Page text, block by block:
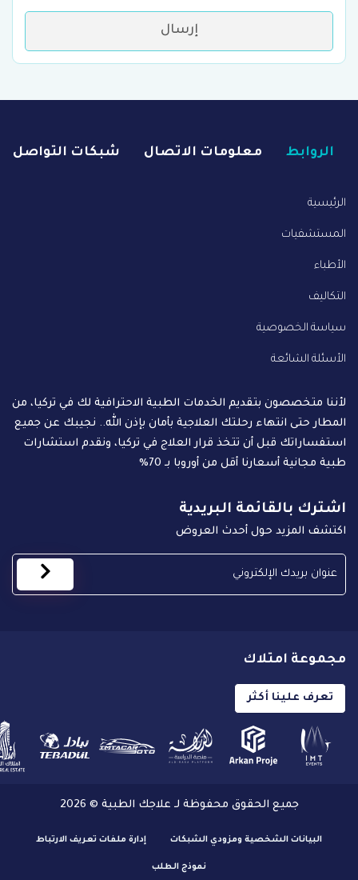
إرسال
الروابط معلومات الاتصال شبكات التواصل
الرئيسية
المستشفيات
الأطباء
التكاليف
سياسة الخصوصية
الأسئلة الشائعة
لأننا متخصصون بتقديم الخدمات الطبية الاحترافية لك في تركيا، من
المطار حتى انتهاء رحلتك العلاجية بأمان بإذن الله.. نجيبك عن جميع
استفساراتك قبل أن تتخذ قرار العلاج في تركيا، ونقدم استشارات
طبية مجانية أسعارنا أقل من أوروبا بـ 70%
اشترك بالقائمة البريدية
اكتشف المزيد حول أحدث العروض
مجموعة امتلاك
تعرف علينا أكثر
جميع الحقوق محفوظة لـ علاجك الطبية © 2026
البيانات الشخصية ومزودي الشبكات إدارة ملفات تعريف الارتباط
نموذج الطلب